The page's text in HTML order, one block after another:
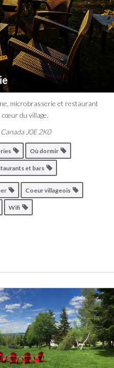
microbrasserie et restaurant
cœur du village.
J0E 2K0
Où dormir
et bars
Coeur villageois
Wifi